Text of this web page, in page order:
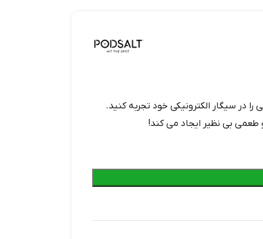
در سیگار الکترونیکی خود تجربه کنید.